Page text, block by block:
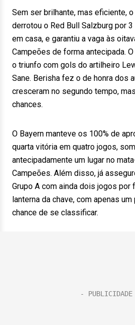
Sem ser brilhante, mas eficiente,
derrotou o Red Bull Salzburg por
em casa, e garantiu a vaga às
Campeões de forma antecipada.
o triunfo com gols do artilheiro
Sane. Berisha fez o de honra dos
cresceram no segundo tempo,
chances.
O Bayern manteve os 100% de
quarta vitória em quatro jogos,
antecipadamente um lugar no
Campeões. Além disso, já
Grupo A com ainda dois jogos por
lanterna da chave, com apenas
chance de se classificar.